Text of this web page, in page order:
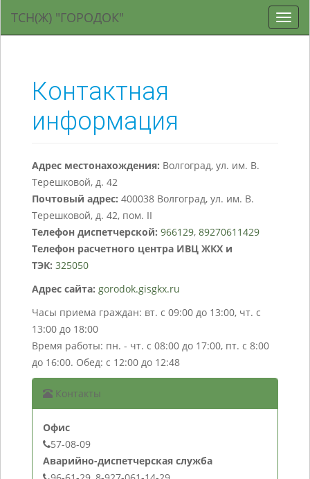
ТСН(Ж) "ГОРОДОК"
Контактная
информация
Адрес местонахождения: Волгоград, ул. им. В.
Терешковой, д. 42
Почтовый адрес: 400038 Волгоград, ул. им. В.
Терешковой, д. 42, пом. II
Телефон диспетчерской: 966129, 89270611429
Телефон расчетного центра ИВЦ ЖКХ и
ТЭК: 325050
Адрес сайта: gorodok.gisgkx.ru
Часы приема граждан: вт. с 09:00 до 13:00, чт. с
13:00 до 18:00
Время работы: пн. - чт. с 08:00 до 17:00, пт. с 8:00
до 16:00. Обед: с 12:00 до 12:48
Контакты
Офис
57-08-09
Аварийно-диспетчерская служба